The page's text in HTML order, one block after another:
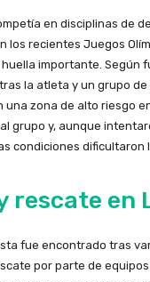
en disciplinas de
los recientes Juegos
importante. Según
la atleta y un grupo
zona de alto riesgo
grupo y, aunque
condiciones dificultaron
rescate en
fue encontrado tras
por parte de